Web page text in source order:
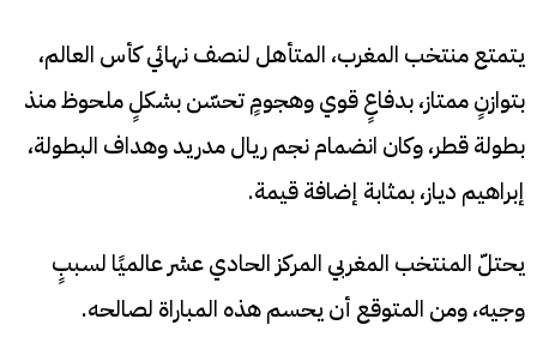
يتمتع منتخب المغرب، المتأهل لنصف نهائي كأس العالم،
بتوازنٍ ممتاز، بدفاعٍ قوي وهجومٍ تحسّن بشكلٍ ملحوظ منذ
بطولة قطر، وكان انضمام نجم ريال مدريد وهداف البطولة،
إبراهيم دياز، بمثابة إضافة قيمة.
يحتلّ المنتخب المغربي المركز الحادي عشر عالميًا لسببٍ
وجيه، ومن المتوقع أن يحسم هذه المباراة لصالحه.